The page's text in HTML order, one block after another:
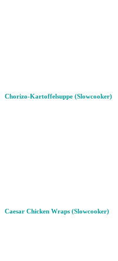
Chorizo-Kartoffelsuppe (Slowcooker)
Caesar Chicken Wraps (Slowcooker)